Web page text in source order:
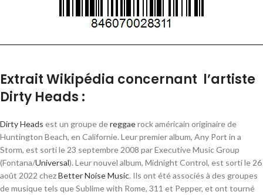
Extrait Wikipédia concernant l’artiste
Dirty Heads :
Dirty Heads est un groupe dereggaerock américain originaire de
Huntington Beach, en Californie. Leur premier album, Any Port in a
Storm, est sorti le 23 septembre 2008 par Executive Music Group
(Fontana/Universal). Leur nouvel album, Midnight Control, est sorti le 26
août 2022 chezBetter Noise Music. Ils ont été associés à des groupes
de musique tels que Sublime with Rome, 311 et Pepper, et ont tourné